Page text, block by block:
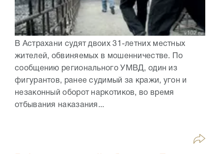
В Астрахани судят двоих 31-летних местных
жителей, обвиняемых в мошенничестве. По
сообщению регионального УМВД, один из
фигурантов, ранее судимый за кражи, угон и
незаконный оборот наркотиков, во время
отбывания наказания...